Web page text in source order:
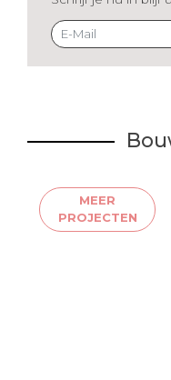
MEER
PROJECTEN